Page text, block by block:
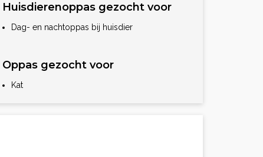
Huisdierenoppas gezocht voor
Dag- en nachtoppas bij huisdier
Oppas gezocht voor
Kat